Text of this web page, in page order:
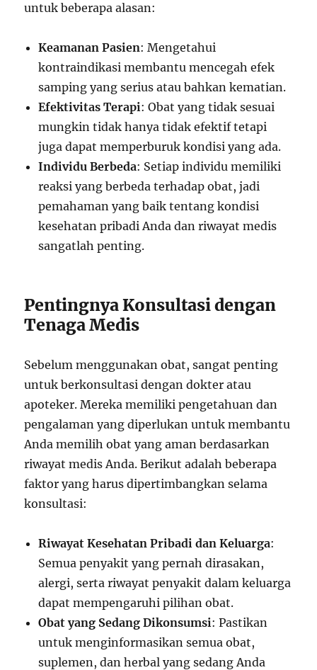
untuk beberapa alasan:
Keamanan Pasien: Mengetahui
kontraindikasi membantu mencegah efek
samping yang serius atau bahkan kematian.
Efektivitas Terapi: Obat yang tidak sesuai
mungkin tidak hanya tidak efektif tetapi
juga dapat memperburuk kondisi yang ada.
Individu Berbeda: Setiap individu memiliki
reaksi yang berbeda terhadap obat, jadi
pemahaman yang baik tentang kondisi
kesehatan pribadi Anda dan riwayat medis
sangatlah penting.
Pentingnya Konsultasi dengan
Tenaga Medis
Sebelum menggunakan obat, sangat penting
untuk berkonsultasi dengan dokter atau
apoteker. Mereka memiliki pengetahuan dan
pengalaman yang diperlukan untuk membantu
Anda memilih obat yang aman berdasarkan
riwayat medis Anda. Berikut adalah beberapa
faktor yang harus dipertimbangkan selama
konsultasi:
Riwayat Kesehatan Pribadi dan Keluarga:
Semua penyakit yang pernah dirasakan,
alergi, serta riwayat penyakit dalam keluarga
dapat mempengaruhi pilihan obat.
Obat yang Sedang Dikonsumsi: Pastikan
untuk menginformasikan semua obat,
suplemen, dan herbal yang sedang Anda